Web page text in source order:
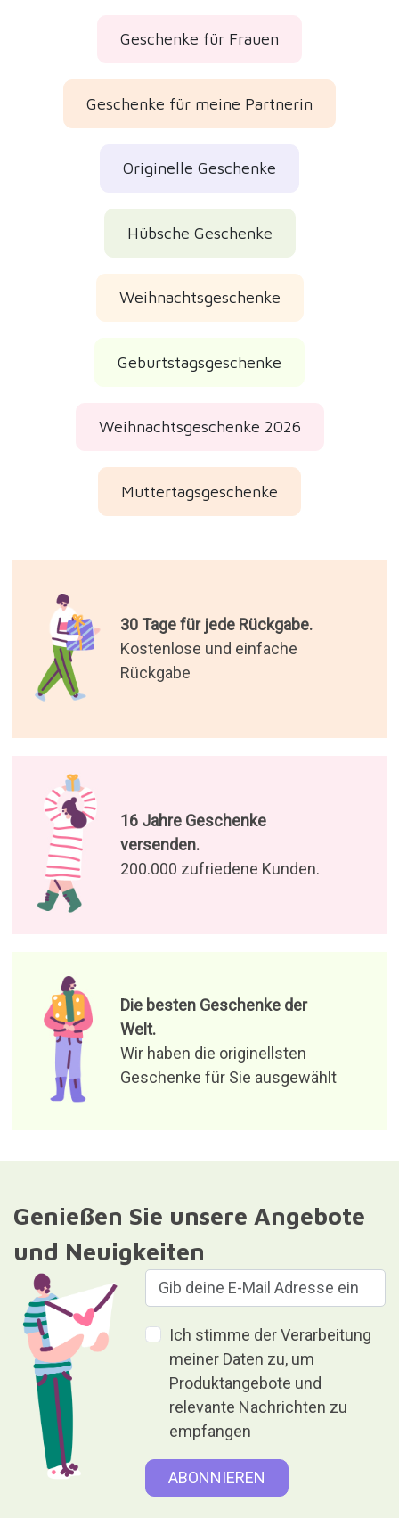
Geschenke für Frauen
Geschenke für meine Partnerin
Originelle Geschenke
Hübsche Geschenke
Weihnachtsgeschenke
Geburtstagsgeschenke
Weihnachtsgeschenke 2026
Muttertagsgeschenke
30 Tage für jede Rückgabe.
Kostenlose und einfache
Rückgabe
16 Jahre Geschenke
versenden.
200.000 zufriedene Kunden.
Die besten Geschenke der
Welt.
Wir haben die originellsten
Geschenke für Sie ausgewählt
Genießen Sie unsere Angebote
und Neuigkeiten
Ich stimme der Verarbeitung
meiner Daten zu, um
Produktangebote und
relevante Nachrichten zu
empfangen